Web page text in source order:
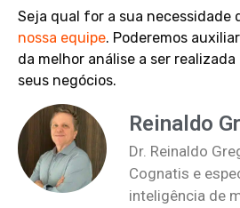
Seja qual for a sua necessidade
nossa equipe. Poderemos
da melhor análise a ser
seus negócios.
Reinaldo
Dr. Reinaldo
Cognatis e
inteligência de